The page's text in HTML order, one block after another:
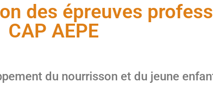
des épreuves
CAP AEPE
du nourrisson et du jeune